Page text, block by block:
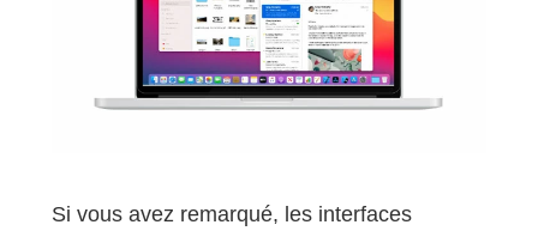
Si vous avez remarqué, les interfaces